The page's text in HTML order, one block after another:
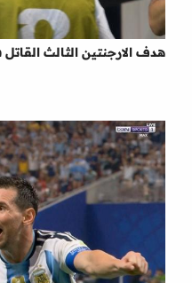
هدف الارجنتين الثالث